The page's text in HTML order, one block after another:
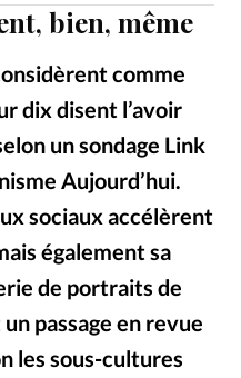
Culture
réveil
Monde
bien, même
comme
dix disent l’avoir
un sondage Link
Aujourd’hui.
sociaux accélèrent
également sa
de portraits de
passage en revue
les sous-cultures